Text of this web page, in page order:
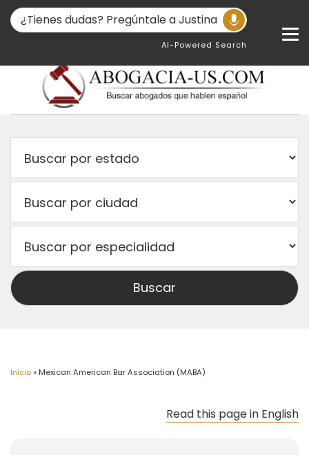
AI-Powered Search
Inicio» Mexican American Bar Association (MABA)
Read this page in English